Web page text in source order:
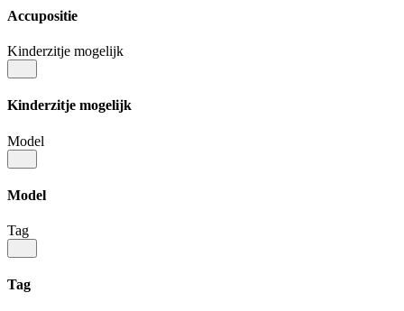
Accupositie
Kinderzitje mogelijk
Kinderzitje mogelijk
Model
Model
Tag
Tag